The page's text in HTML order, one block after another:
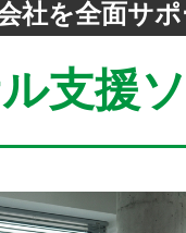
社を全面サポ
支援